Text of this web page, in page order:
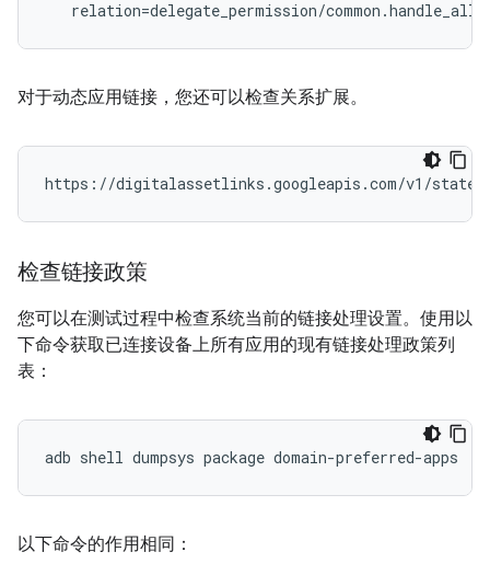
对于动态应用链接，您还可以检查关系扩展。
检查链接政策
您可以在测试过程中检查系统当前的链接处理设置。使用以
下命令获取已连接设备上所有应用的现有链接处理政策列
表：
以下命令的作用相同：